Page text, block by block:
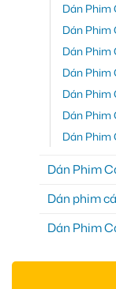
Dán Phim
Dán Phim
Dán Phim
Dán Phim
Dán Phim
Dán Phim
Dán Phim
Dán Phim
Dán phim
Dán Phim